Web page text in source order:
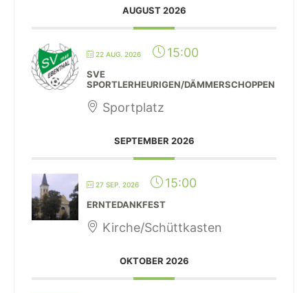
AUGUST 2026
22 AUG. 2026 15:00
SVE
SPORTLERHEURIGEN/DÄMMERSCHOPPEN
Sportplatz
SEPTEMBER 2026
27 SEP. 2026 15:00
ERNTEDANKFEST
Kirche/Schüttkasten
OKTOBER 2026